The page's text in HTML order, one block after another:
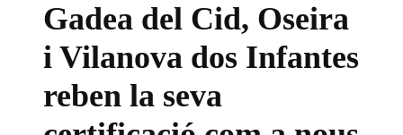
Gadea del Cid, Oseira
i Vilanova dos Infantes
reben la seva